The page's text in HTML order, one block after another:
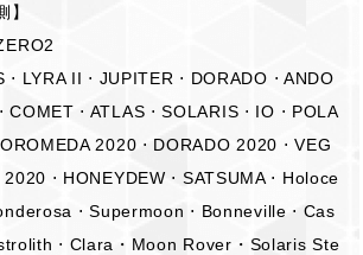
】
⋅ LYRA II ⋅ JUPITER ⋅ DORADO ⋅ ANDO
COMET ⋅ ATLAS ⋅ SOLARIS ⋅ IO ⋅ POLA
2020 ⋅ DORADO 2020 ⋅ VEG
⋅ HONEYDEW ⋅ SATSUMA ⋅ Holoce
⋅ Supermoon ⋅ Bonneville ⋅ Cas
⋅ Clara・Moon Rover・Solaris Ste